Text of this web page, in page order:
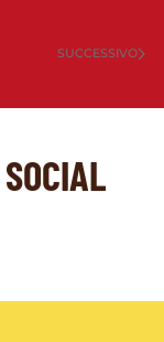
SUCCESSIVO